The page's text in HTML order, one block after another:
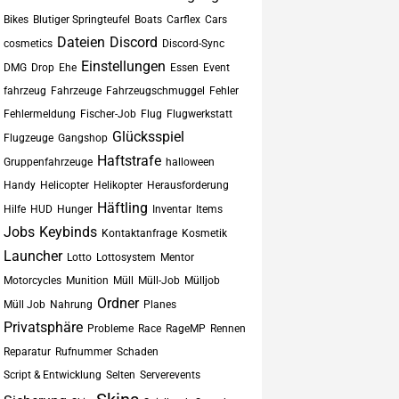
Bikes Blutiger Springteufel Boats Carflex Cars
cosmetics Dateien Discord Discord-Sync
DMG Drop Ehe Einstellungen Essen Event
fahrzeug Fahrzeuge Fahrzeugschmuggel
Fehler
Fehlermeldung Fischer-Job Flug Flugwerkstatt
Flugzeuge Gangshop Glücksspiel
Gruppenfahrzeuge Haftstrafe halloween
Handy Helicopter Helikopter Herausforderung
Hilfe HUD Hunger Häftling Inventar Items
Jobs Keybinds Kontaktanfrage Kosmetik
Launcher Lotto Lottosystem Mentor
Motorcycles Munition Müll Müll-Job Mülljob
Müll Job Nahrung Ordner Planes
Privatsphäre Probleme Race RageMP Rennen
Reparatur Rufnummer Schaden
Script & Entwicklung Selten Serverevents